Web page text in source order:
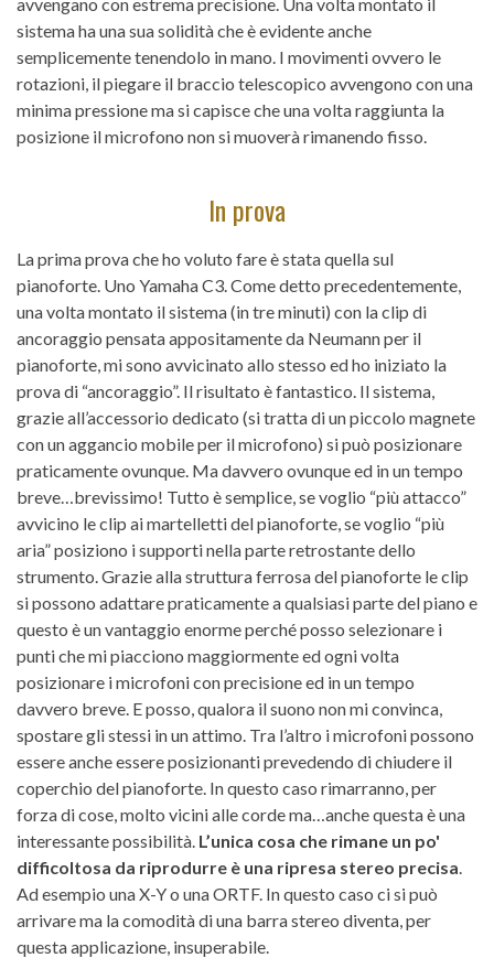
sistema ha una sua solidità che è evidente anche
semplicemente tenendolo in mano. I movimenti ovvero le
rotazioni, il piegare il braccio telescopico avvengono con una
minima pressione ma si capisce che una volta raggiunta la
posizione il microfono non si muoverà rimanendo fisso.
In prova
La prima prova che ho voluto fare è stata quella sul
pianoforte. Uno Yamaha C3. Come detto precedentemente,
una volta montato il sistema (in tre minuti) con la clip di
ancoraggio pensata appositamente da Neumann per il
pianoforte, mi sono avvicinato allo stesso ed ho iniziato la
prova di “ancoraggio”. Il risultato è fantastico. Il sistema,
grazie all’accessorio dedicato (si tratta di un piccolo magnete
con un aggancio mobile per il microfono) si può posizionare
praticamente ovunque. Ma davvero ovunque ed in un tempo
breve…brevissimo! Tutto è semplice, se voglio “più attacco”
avvicino le clip ai martelletti del pianoforte, se voglio “più
aria” posiziono i supporti nella parte retrostante dello
strumento. Grazie alla struttura ferrosa del pianoforte le clip
si possono adattare praticamente a qualsiasi parte del piano e
questo è un vantaggio enorme perché posso selezionare i
punti che mi piacciono maggiormente ed ogni volta
posizionare i microfoni con precisione ed in un tempo
davvero breve. E posso, qualora il suono non mi convinca,
spostare gli stessi in un attimo. Tra l’altro i microfoni possono
essere anche essere posizionanti prevedendo di chiudere il
coperchio del pianoforte. In questo caso rimarranno, per
forza di cose, molto vicini alle corde ma…anche questa è una
interessante possibilità. L’unica cosa che rimane un po'
difficoltosa da riprodurre è una ripresa stereo precisa.
Ad esempio una X-Y o una ORTF. In questo caso ci si può
arrivare ma la comodità di una barra stereo diventa, per
questa applicazione, insuperabile.